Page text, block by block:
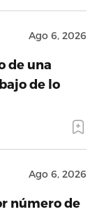
Ago 6, 2026
de una
de lo
Ago 6, 2026
número de